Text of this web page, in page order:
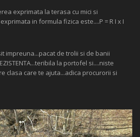
exprimata la terasa cu mici si
in formula fizica este....P = R I x I
impreuna...pacat de trolii si de banii
la portofel si....niste
clasa care te ajuta...adica procurorii si